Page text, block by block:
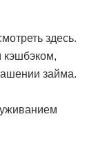
здесь.
кэшбэком,
займа.